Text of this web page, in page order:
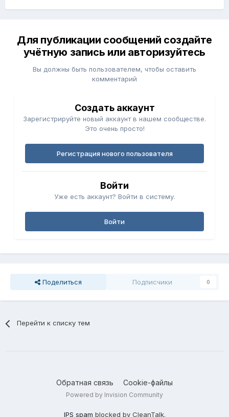
Для публикации сообщений создайте
учётную запись или авторизуйтесь
Вы должны быть пользователем, чтобы оставить
комментарий
Создать аккаунт
Зарегистрируйте новый аккаунт в нашем сообществе.
Это очень просто!
Регистрация нового пользователя
Войти
Уже есть аккаунт? Войти в систему.
Войти
Поделиться Подписчики 0
Перейти к списку тем
Обратная связь Cookie-файлы
Powered by Invision Community
IPS spam blocked by CleanTalk.